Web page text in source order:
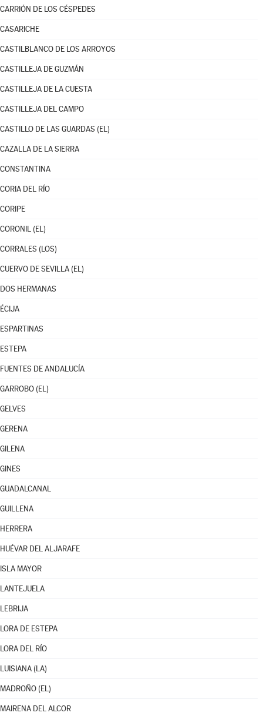
CARRIÓN DE LOS CÉSPEDES
CASARICHE
CASTILBLANCO DE LOS ARROYOS
CASTILLEJA DE GUZMÁN
CASTILLEJA DE LA CUESTA
CASTILLEJA DEL CAMPO
CASTILLO DE LAS GUARDAS (EL)
CAZALLA DE LA SIERRA
CONSTANTINA
CORIA DEL RÍO
CORIPE
CORONIL (EL)
CORRALES (LOS)
CUERVO DE SEVILLA (EL)
DOS HERMANAS
ÉCIJA
ESPARTINAS
ESTEPA
FUENTES DE ANDALUCÍA
GARROBO (EL)
GELVES
GERENA
GILENA
GINES
GUADALCANAL
GUILLENA
HERRERA
HUÉVAR DEL ALJARAFE
ISLA MAYOR
LANTEJUELA
LEBRIJA
LORA DE ESTEPA
LORA DEL RÍO
LUISIANA (LA)
MADROÑO (EL)
MAIRENA DEL ALCOR